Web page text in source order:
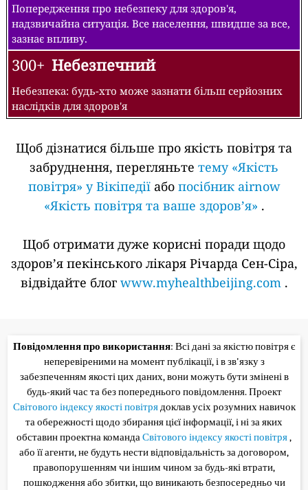
Попередження про небезпеку для здоров'я,
надзвичайна ситуація. Все населення, швидше за все,
зазнає впливу.
300+ Небезпечний
Небезпека: будь-хто може зазнати більш серйозних
наслідків для здоров'я
Щоб дізнатися більше про якість повітря та
забруднення, перегляньте тему «Якість
повітря» у Вікіпедіїабо посібник airnow
«Якість повітря та ваше здоров’я» .
Щоб отримати дуже корисні поради щодо
здоров’я пекінського лікаря Річарда Сен-Сіра,
відвідайте блог www.myhealthbeijing.com.
Повідомлення про використання: Всі дані за якістю повітря є
неперевіреними на момент публікації, і в зв'язку з
забезпеченням якості цих даних, вони можуть бути змінені в
будь-який час та без попереднього повідомлення. Проект
Світового індексу якості повітрядоклав усіх розумних навичок
та обережності щодо збирання цієї інформації, і ні за яких
обставин проектна командаСвітового індексу якості повітря,
або її агенти, не будуть нести відповідальність за договором,
правопорушенням чи іншим чином за будь-які втрати,
пошкодження або збитки, що виникають безпосередньо чи